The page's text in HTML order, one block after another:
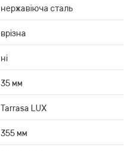
нержавіюча сталь
врізна
ні
35 мм
Tarrasa LUX
355 мм